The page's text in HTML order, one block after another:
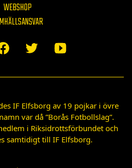
WEBSHOP
IF Elfsborg av 19 pojkar i övre
var då ”Borås Fotbollslag”.
i Riksidrottsförbundet och
samtidigt till IF Elfsborg.